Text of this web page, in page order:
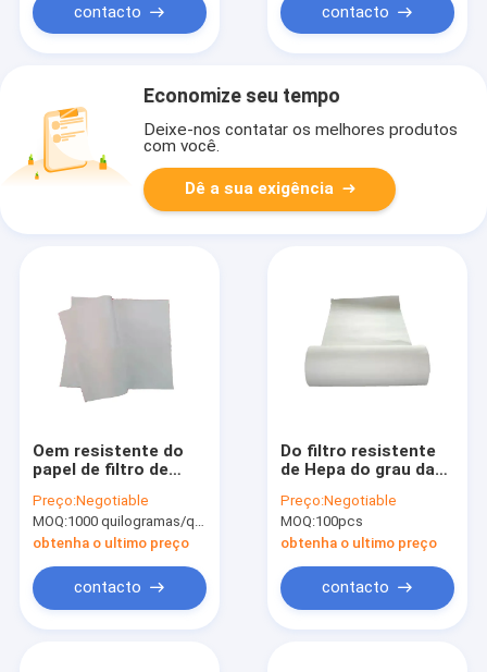
contacto contacto
Economize seu tempo
Deixe-nos contatar os melhores produtos
com você.
Dê a sua exigência
Oem resistente do
papel de filtro de
algodão da
compressão
Preço:Negotiable
MOQ:1000 quilogramas/quilogramas (Mínimo Ordem)
obtenha o ultimo preço
contacto
Do filtro resistente
de Hepa do grau da
eficiência elevada
120 5um secundária
material
Preço:Negotiable
MOQ:100pcs
obtenha o ultimo preço
contacto